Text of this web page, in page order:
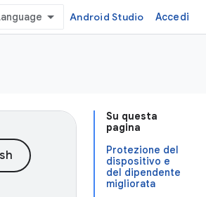
Android Studio Accedi
Su questa
pagina
Protezione del
dispositivo e
del dipendente
migliorata